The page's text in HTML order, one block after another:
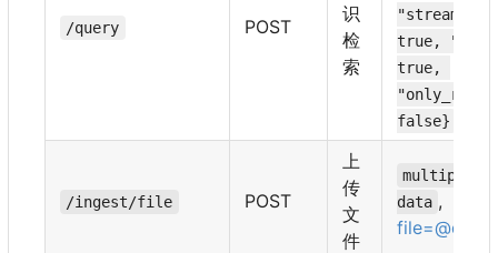
/query POST
识
检
索
"stream":
true,
true,
false}
/ingest/file POST
上
传
文
件
multipart/
data ,